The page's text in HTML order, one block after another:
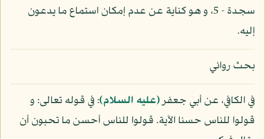
سجدة - 5، و هو كناية عن عدم إمكان استماع ما يدعون
إليه.
بحث روائي
في الكافي، عن أبي جعفر(عليه السلام): في قوله تعالى: و
قولوا للناس حسنا الآية. قولوا للناس أحسن ما تحبون أن